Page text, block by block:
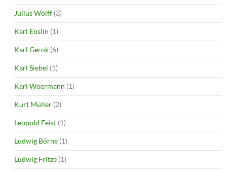
Julius Wolff (3)
Karl Enslin (1)
Karl Gerok (6)
Karl Siebel (1)
Karl Woermann (1)
Kurt Müller (2)
Leopold Feist (1)
Ludwig Börne (1)
Ludwig Fritze (1)